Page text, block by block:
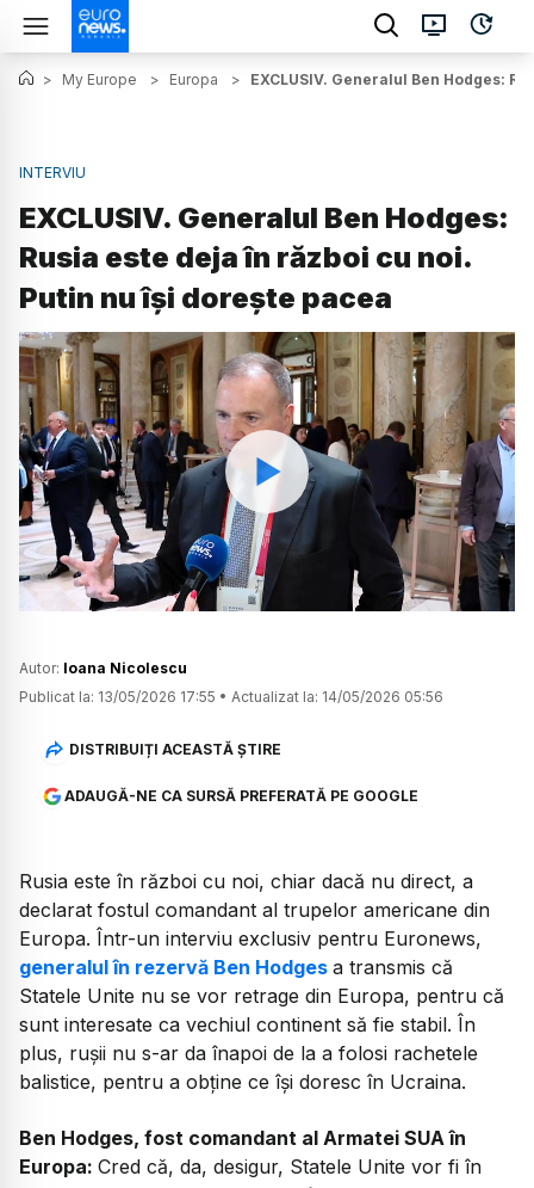
> My Europe > Europa > EXCLUSIV. Generalul Ben Hodges:
INTERVIU
EXCLUSIV. Generalul Ben Hodges:
Rusia este deja în război cu noi.
Putin nu își dorește pacea
Watch
Autor: Ioana Nicolescu
Publicat la: 13/05/2026 17:55 • Actualizat la: 14/05/2026 05:56
DISTRIBUIȚI ACEASTĂ ȘTIRE
ADAUGĂ-NE CA SURSĂ PREFERATĂ PE GOOGLE
Rusia este în război cu noi, chiar dacă nu direct, a
declarat fostul comandant al trupelor americane din
Europa. Într-un interviu exclusiv pentru Euronews,
generalul în rezervă Ben Hodges a transmis că
Statele Unite nu se vor retrage din Europa, pentru că
sunt interesate ca vechiul continent să fie stabil. În
plus, rușii nu s-ar da înapoi de la a folosi rachetele
balistice, pentru a obține ce își doresc în Ucraina.
Ben Hodges, fost comandant al Armatei SUA în
Europa: Cred că, da, desigur, Statele Unite vor fi în